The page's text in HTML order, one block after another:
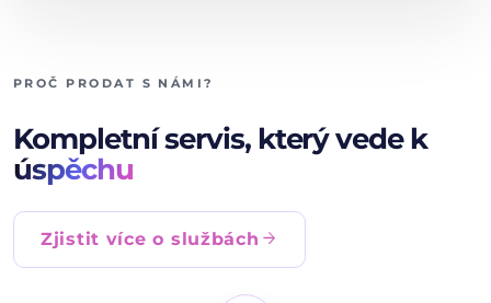
PROČ PRODAT S NÁMI?
Kompletní servis, který vede k
úspěchu
Zjistit více o službách arrow_forward